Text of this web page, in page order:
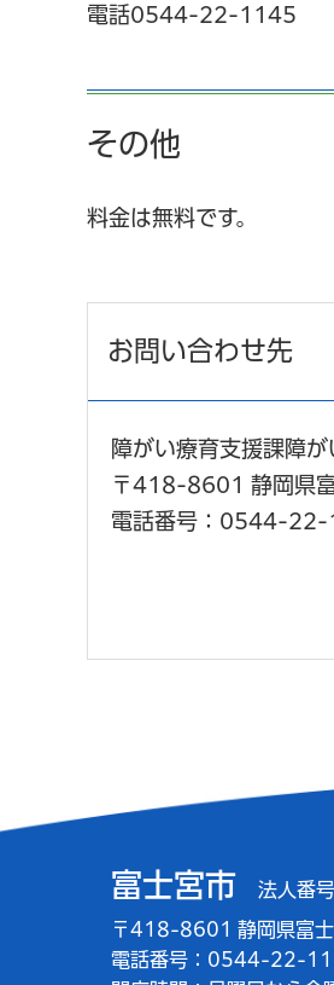
電話0544-22-1145
その他
料金は無料です。
お問い合わせ先
障がい療育支援課障
〒418-8601 静岡県
電話番号：0544-
富士宮市 法人番
〒418-8601 静岡県富
電話番号：0544-22-